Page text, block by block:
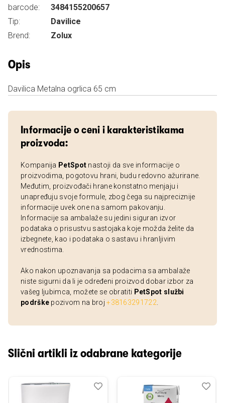
barcode:
3484155200657
Tip:
Davilice
Brend:
Zolux
Opis
Davilica Metalna ogrlica 65 cm
Informacije o ceni i karakteristikama
proizvoda:
Kompanija PetSpot nastoji da sve informacije o
proizvodima, pogotovu hrani, budu redovno ažurirane.
Međutim, proizvođači hrane konstatno menjaju i
unapređuju svoje formule, zbog čega su najpreciznije
informacije uvek one na samom pakovanju.
Informacije sa ambalaže su jedini siguran izvor
podataka o prisustvu sastojaka koje možda želite da
izbegnete, kao i podataka o sastavu i hranljivim
vrednostima.
Ako nakon upoznavanja sa podacima sa ambalaže
niste sigurni da li je određeni proizvod dobar izbor za
vašeg ljubimca, možete se obratiti PetSpot službi
podrške pozivom na broj+38163291722
Slični artikli iz odabrane kategorije
Dodaj
Uporedi